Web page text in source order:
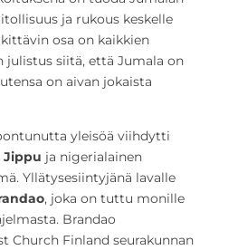
ja rukous keskelle
osa on kaikkien
siitä, että Jumala on
on aivan jokaista
yleisöä viihdytti
Jippu ja nigerialainen
Yllätysesiintyjänä lavalle
, joka on tuttu monille
Brandao
Church Finland seurakunnan